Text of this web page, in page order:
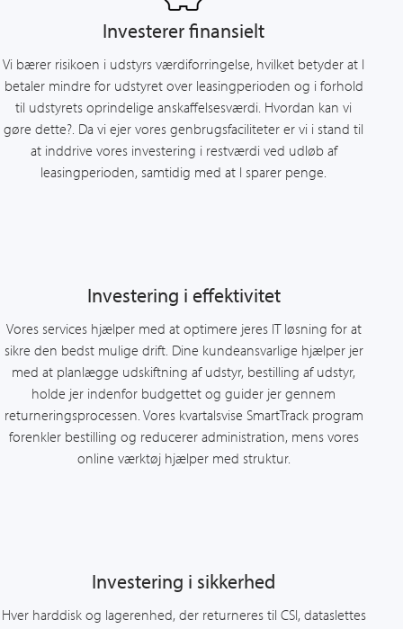
Investerer finansielt
Vi bærer risikoen i udstyrs værdiforringelse, hvilket betyder at I
betaler mindre for udstyret over leasingperioden og i forhold
til udstyrets oprindelige anskaffelsesværdi. Hvordan kan vi
gøre dette?. Da vi ejer vores genbrugsfaciliteter er vi i stand til
at inddrive vores investering i restværdi ved udløb af
leasingperioden, samtidig med at I sparer penge.
Investering i effektivitet
Vores services hjælper med at optimere jeres IT løsning for at
sikre den bedst mulige drift. Dine kundeansvarlige hjælper jer
med at planlægge udskiftning af udstyr, bestilling af udstyr,
holde jer indenfor budgettet og guider jer gennem
returneringsprocessen. Vores kvartalsvise SmartTrack program
forenkler bestilling og reducerer administration, mens vores
online værktøj hjælper med struktur.
Investering i sikkerhed
Hver harddisk og lagerenhed, der returneres til CSI, dataslettes